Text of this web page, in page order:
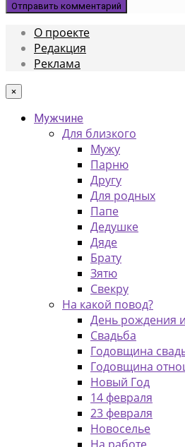
О проекте
Редакция
Реклама
×
Мужчине
Для близкого
Мужу
Парню
Другу
Для родных
Папе
Дедушке
Дяде
Брату
Зятю
Свекру
На какой повод?
День рождения
Свадьба
Годовщина
Годовщина
Новый Год
14 февраля
23 февраля
Новоселье